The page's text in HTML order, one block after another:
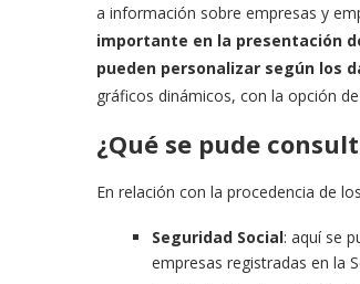
a información sobre empresas y
importante en la presentación
pueden personalizar según los
gráficos dinámicos, con la opción
¿Qué se pude
En relación con la procedencia de
Seguridad Social: aquí se
empresas registradas en la